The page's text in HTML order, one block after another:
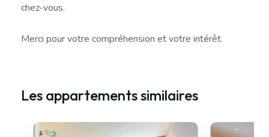
chez-vous.
Merci pour votre compréhension et votre intérêt.
Les appartements similaires